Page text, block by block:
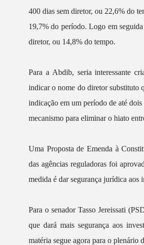
400 dias sem diretor, ou 22,6% do
19,7% do período. Logo em
diretor, ou 14,8% do tempo.
Para a Abdib, seria interessante
indicar o nome do diretor substituto
indicação em um período de até
mecanismo para eliminar o hiato
Uma Proposta de Emenda à
das agências reguladoras foi
medida é dar segurança jurídica aos
Para o senador Tasso Jereissati
que dará mais segurança aos
matéria segue agora para o plenário